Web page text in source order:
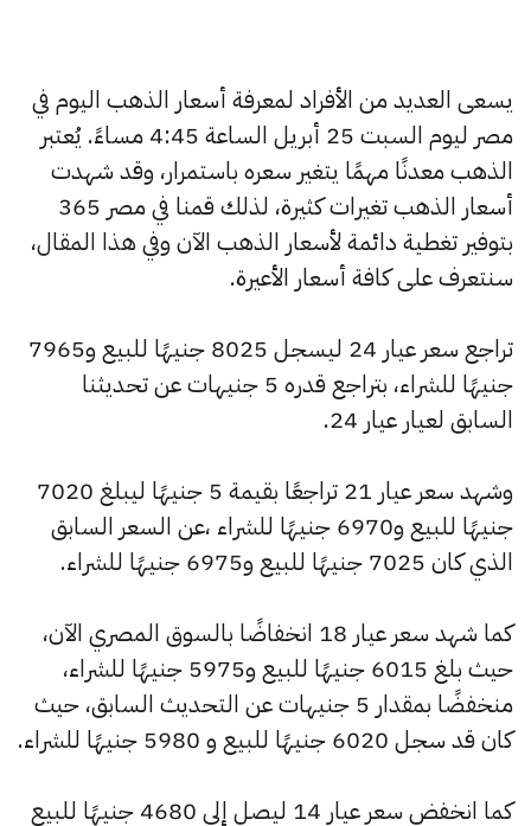
يسعى العديد من الأفراد لمعرفة أسعار الذهب اليوم في
مصر ليوم السبت 25 أبريل الساعة 4:45 مساءً. يُعتبر
الذهب معدنًا مهمًا يتغير سعره باستمرار، وقد شهدت
أسعار الذهب تغيرات كثيرة، لذلك قمنا في مصر 365
بتوفير تغطية دائمة لأسعار الذهب الآن وفي هذا المقال،
سنتعرف على كافة أسعار الأعيرة.
تراجع سعر عيار 24 ليسجل 8025 جنيهًا للبيع و7965
جنيهًا للشراء، بتراجع قدره 5 جنيهات عن تحديثنا
السابق لعيار عيار 24.
وشهد سعر عيار 21 تراجعًا بقيمة 5 جنيهًا ليبلغ 7020
جنيهًا للبيع و6970 جنيهًا للشراء ،عن السعر السابق
الذي كان 7025 جنيهًا للبيع و6975 جنيهًا للشراء.
كما شهد سعر عيار 18 انخفاضًا بالسوق المصري الآن،
حيث بلغ 6015 جنيهًا للبيع و5975 جنيهًا للشراء،
منخفضًا بمقدار 5 جنيهات عن التحديث السابق، حيث
كان قد سجل 6020 جنيهًا للبيع و 5980 جنيهًا للشراء.
كما انخفض سعر عيار 14 ليصل إلى 4680 جنيهًا للبيع